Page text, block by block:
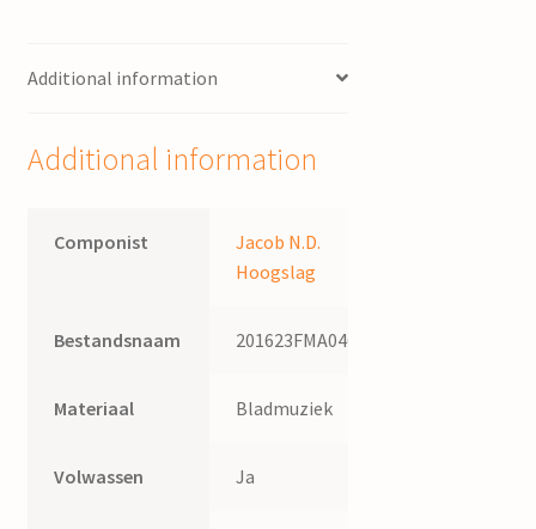
N.D.
Additional information
Additional information
Componist
Jacob N.D.
Hoogslag
Bestandsnaam 201623FMA046
Materiaal Bladmuziek
Volwassen Ja